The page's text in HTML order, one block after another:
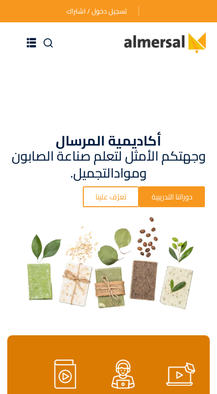
تسجيل دخول / اشتراك
الأسئلة المتكررة
اتصل بنا
أكاديمية المرسال
وجهتكم الأمثل لتعلم صناعة الصابون
وموادالتجميل.
دوراتنا التدريبية تعرّف علينا